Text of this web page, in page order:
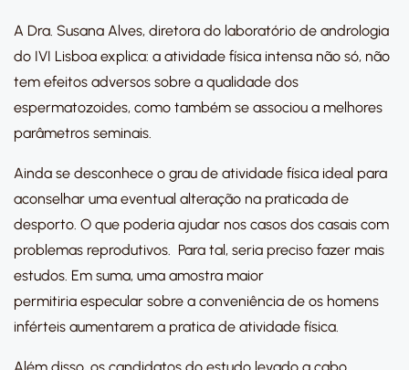
A Dra. Susana Alves, diretora do laboratório de andrologia
do IVI Lisboa explica: a atividade física intensa não só, não
tem efeitos adversos sobre a qualidade dos
espermatozoides, como também se associou a melhores
parâmetros seminais.
Ainda se desconhece o grau de atividade física ideal para
aconselhar uma eventual alteração na praticada de
desporto. O que poderia ajudar nos casos dos casais com
problemas reprodutivos. Para tal, seria preciso fazer mais
estudos. Em suma, uma amostra maior
permitiria especular sobre a conveniência de os homens
inférteis aumentarem a pratica de atividade física.